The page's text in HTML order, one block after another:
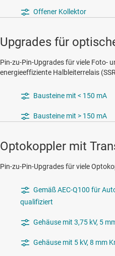
Offener Kollektor
Upgrades für
Pin-zu-Pin-Upgrades für viele Foto-
energieeffiziente Halbleiterrelais
Bausteine mit < 150 mA
Bausteine mit > 150 mA
Optokoppler mit
Pin-zu-Pin-Upgrades für viele
Gemäß AEC-Q100 für
qualifiziert
Gehäuse mit 3,75 kV, 5
Gehäuse mit 5 kV, 8 mm